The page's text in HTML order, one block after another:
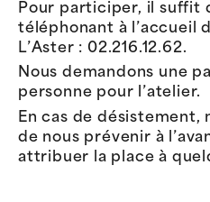
Pour participer, il suffit
téléphonant à l’accueil
L’Aster : 02.216.12.62.
Nous demandons une
personne pour l’atelier.
En cas de désistement,
de nous prévenir à
attribuer la place à